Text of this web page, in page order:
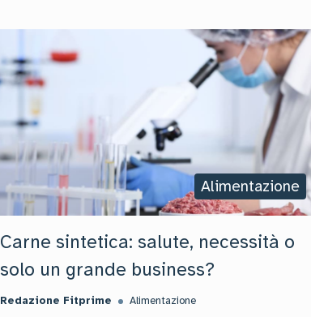
Alimentazione
Carne sintetica: salute, necessità o
solo un grande business?
Redazione Fitprime Alimentazione